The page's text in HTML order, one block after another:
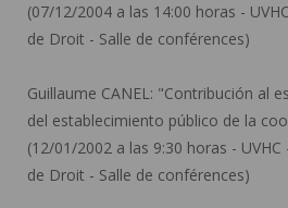
(07/12/2004 a las 14:00 horas -
de Droit - Salle de conférences)
Guillaume CANEL: "Contribución al
del establecimiento público de la
(12/01/2002 a las 9:30 horas -
de Droit - Salle de conférences)